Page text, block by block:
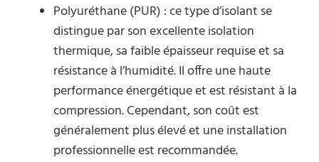
Polyuréthane (PUR) : ce type d’isolant se
distingue par son excellente isolation
thermique, sa faible épaisseur requise et sa
résistance à l’humidité. Il offre une haute
performance énergétique et est résistant à la
compression. Cependant, son coût est
généralement plus élevé et une installation
professionnelle est recommandée.